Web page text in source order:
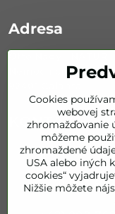
Adresa
Nemocničná 626/67
KONTAKT
+421 905
Cookies
webovej
zhromažďovanie
môžeme
zhromaždené
USA alebo iných
cookies“
Nižšie môžete